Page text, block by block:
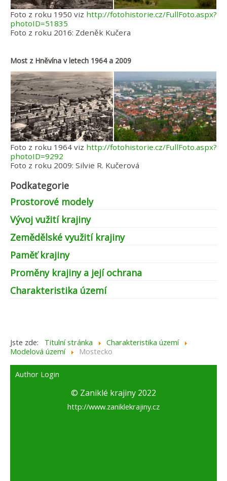
Foto z roku 1950 viz http://fotohistorie.cz/FullFoto.aspx?
photoID=51835
Foto z roku 2016: Zdeněk Kučera
Most z Hněvína v letech 1964 a 2009
Foto z roku 1964 viz http://fotohistorie.cz/FullFoto.aspx?
photoID=9292
Foto z roku 2009: Silvie R. Kučerová
Podkategorie
Prostorové modely
Vývoj vužití krajiny
Zemědělské využití krajiny
Paměť krajiny
Proměny krajiny a její ochrana
Charakteristika území
Jste zde: Titulní stránka
Charakteristika území
Modelová území
Mostecko
Author Login
© Zaniklé krajiny 2022
http://www.zaniklekrajiny.cz